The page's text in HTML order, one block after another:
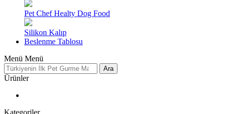
Pet Chef Healty Dog Food
Silikon Kalıp
Beslenme Tablosu
Menü Menü
Ara
Ürünler
Kategoriler